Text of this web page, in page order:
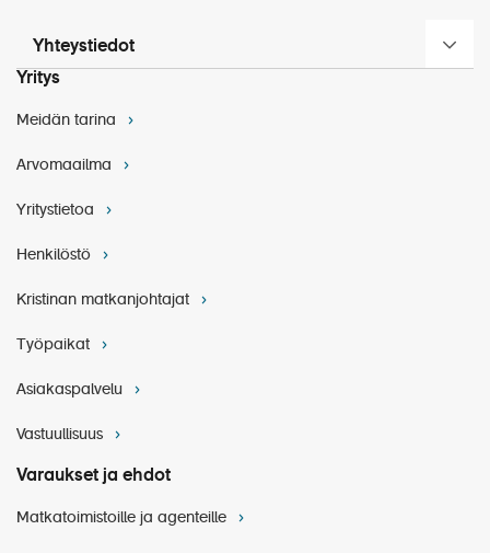
Yhteystiedot
Yritys
Meidän tarina
Arvomaailma
Yritystietoa
Henkilöstö
Kristinan matkanjohtajat
Työpaikat
Asiakaspalvelu
Vastuullisuus
Varaukset ja ehdot
Matkatoimistoille ja agenteille